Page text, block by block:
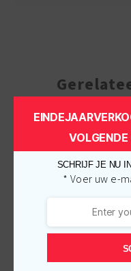
VOLGENDE
SCHRIJF JE NU
* Voer uw e-